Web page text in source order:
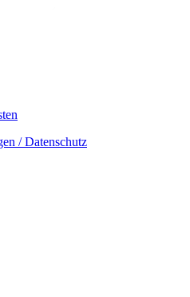
/ Datenschutz